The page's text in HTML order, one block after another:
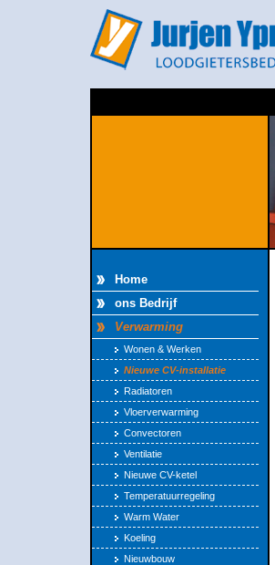
Home
ons Bedrijf
Verwarming
Wonen & Werken
Nieuwe CV-installatie
Radiatoren
Vloerverwarming
Convectoren
Ventilatie
Nieuwe CV-ketel
Temperatuurregeling
Warm Water
Koeling
Nieuwbouw